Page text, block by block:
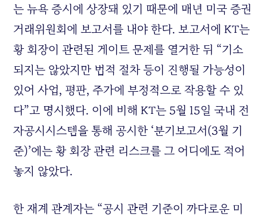
는 뉴욕 증시에 상장돼 있기 때문에 매년 미국 증권
거래위원회에 보고서를 내야 한다. 보고서에KT는
황 회장이 관련된 게이트 문제를 열거한 뒤 “기소
되지는 않았지만 법적 절차 등이 진행될 가능성이
있어 사업, 평판, 주가에 부정적으로 작용할 수 있
다”고 명시했다. 이에 비해KT는 5월 15일 국내 전
자공시시스템을 통해 공시한 ‘분기보고서(3월 기
준)’에는 황 회장 관련 리스크를 그 어디에도 적어
놓지 않았다.
한 재계 관계자는 “공시 관련 기준이 까다로운 미